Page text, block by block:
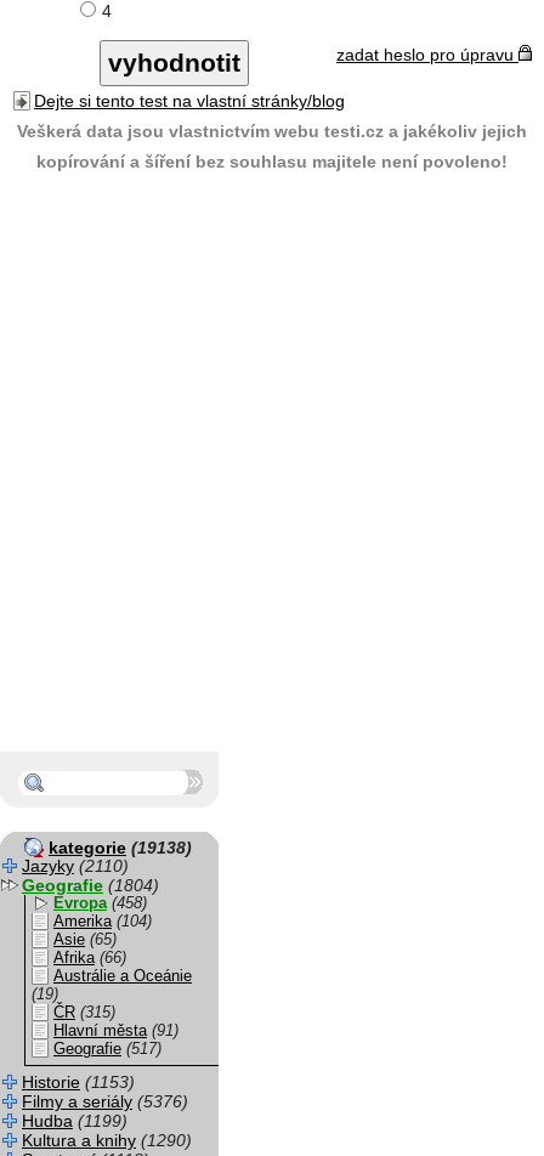
4
zadat heslo pro úpravu
Dejte si tento test na vlastní stránky/blog
Veškerá data jsou vlastnictvím webu testi.cz a jakékoliv jejich
kopírování a šíření bez souhlasu majitele není povoleno!
kategorie (19138)
Jazyky (2110)
Geografie (1804)
Evropa (458)
Amerika (104)
Asie (65)
Afrika (66)
Austrálie a Oceánie
(19)
ČR (315)
Hlavní města (91)
Geografie (517)
Historie (1153)
Filmy a seriály (5376)
Hudba (1199)
Kultura a knihy (1290)